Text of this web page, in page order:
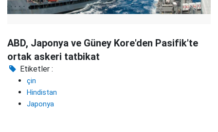
ABD, Japonya ve Güney Kore'den Pasifik'te
ortak askeri tatbikat
Etiketler :
çin
Hindistan
Japonya